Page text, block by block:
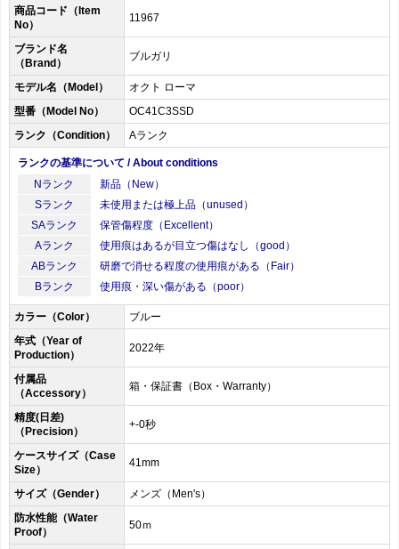
商品コード（Item
No）
11967
ブランド名
（Brand）
ブルガリ
モデル名（Model）
オクト ローマ
型番（Model No）
OC41C3SSD
ランク（Condition）
Aランク
ランクの基準について / About conditions
Nランク
新品（New）
Sランク
未使用または極上品（unused）
SAランク
保管傷程度（Excellent）
Aランク
使用痕はあるが目立つ傷はなし（good）
ABランク
研磨で消せる程度の使用痕がある（Fair）
Bランク
使用痕・深い傷がある（poor）
カラー（Color）
ブルー
年式（Year of
Production）
2022年
付属品
（Accessory）
箱・保証書（Box・Warranty）
精度(日差)
（Precision）
+-0秒
ケースサイズ（Case
Size）
41mm
サイズ（Gender）
メンズ（Men's）
防水性能（Water
Proof）
50ｍ